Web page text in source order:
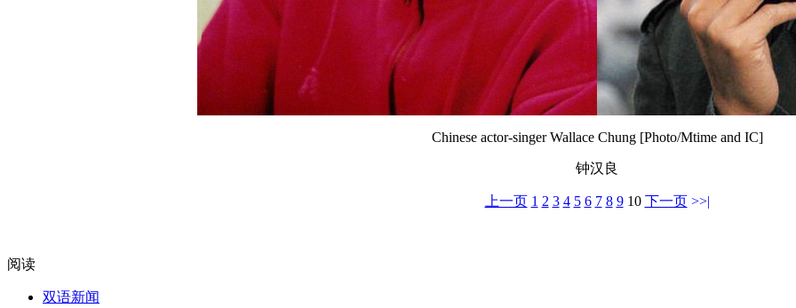
Chinese actor-singer Wallace Chung [Photo/Mtime and IC]
钟汉良
上一页 1 2 3 4 5 6 7 8 9 10 下一页 >>|
阅读
双语新闻